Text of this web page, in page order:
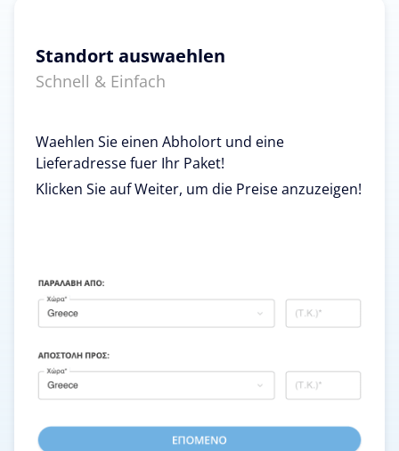
Standort auswaehlen
Schnell & Einfach
Waehlen Sie einen Abholort und eine
Lieferadresse fuer Ihr Paket!
Klicken Sie auf Weiter, um die Preise anzuzeigen!